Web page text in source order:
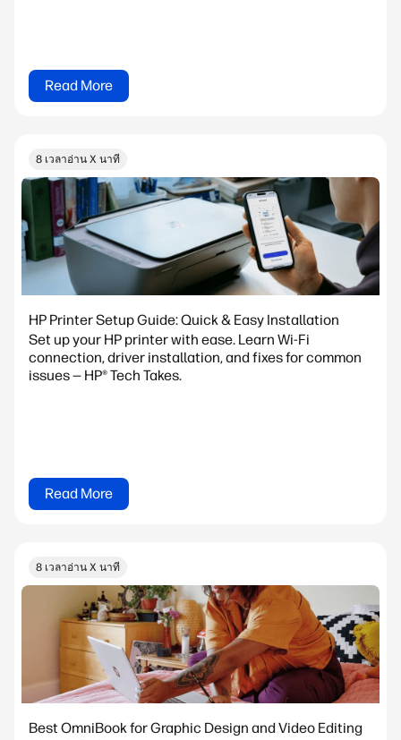
Read More
8 เวลาอ่าน X นาที
HP Printer Setup Guide: Quick & Easy Installation
Set up your HP printer with ease. Learn Wi-Fi
connection, driver installation, and fixes for common
issues — HP® Tech Takes.
Read More
8 เวลาอ่าน X นาที
Best OmniBook for Graphic Design and Video Editing